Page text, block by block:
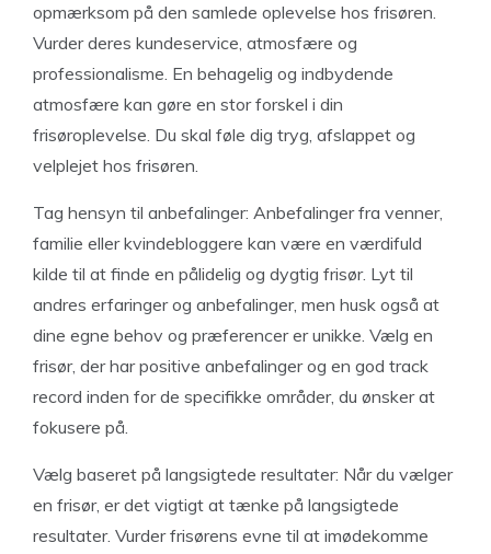
opmærksom på den samlede oplevelse hos frisøren.
Vurder deres kundeservice, atmosfære og
professionalisme. En behagelig og indbydende
atmosfære kan gøre en stor forskel i din
frisøroplevelse. Du skal føle dig tryg, afslappet og
velplejet hos frisøren.
Tag hensyn til anbefalinger: Anbefalinger fra venner,
familie eller kvindebloggere kan være en værdifuld
kilde til at finde en pålidelig og dygtig frisør. Lyt til
andres erfaringer og anbefalinger, men husk også at
dine egne behov og præferencer er unikke. Vælg en
frisør, der har positive anbefalinger og en god track
record inden for de specifikke områder, du ønsker at
fokusere på.
Vælg baseret på langsigtede resultater: Når du vælger
en frisør, er det vigtigt at tænke på langsigtede
resultater. Vurder frisørens evne til at imødekomme